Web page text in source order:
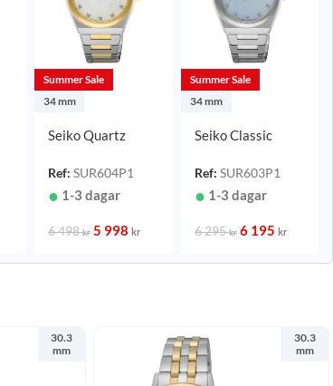
Summer Sale
34 mm
Seiko Quartz
Tvåtonig/Stål 34
mm
Ref:SUR604P1
1-3 dagar
6 498kr 5 998kr
Summer Sale
34 mm
Seiko Classic
Pärlemor/Stål 34
mm
Ref:SUR603P1
1-3 dagar
6 295kr 6 195kr
30.3
mm
30.3
mm